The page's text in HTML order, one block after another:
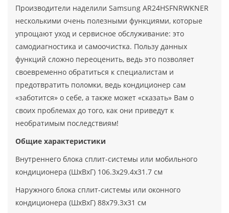
Производители наделили Samsung AR24HSFNRWKNER
несколькими очень полезными функциями, которые
упрощают уход и сервисное обслуживание: это
самодиагностика и самоочистка. Пользу данных
функций сложно переоценить, ведь это позволяет
своевременно обратиться к специалистам и
предотвратить поломки, ведь кондиционер сам
«заботится» о себе, а также может «сказать» Вам о
своих проблемах до того, как они приведут к
необратимым последствиям!
Общие характеристики
Внутреннего блока сплит-системы или мобильного
кондиционера (ШxВxГ) 106.3x29.4x31.7 см
Наружного блока сплит-системы или оконного
кондиционера (ШxВxГ) 88x79.3x31 см